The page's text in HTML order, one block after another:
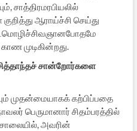
சாத்திரமரபியலில்
ஆராய்ச்சி செய்து
முடிகின்றது.
சான்றோர்களை
முதன்மையாகக் கற்பிப்பதை
பெருமானார் சிதம்பரத்தில்
அவரின்